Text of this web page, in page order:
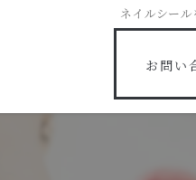
ネイルシー
お問い